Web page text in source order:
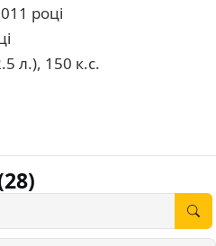
році
л.), 150 к.с.